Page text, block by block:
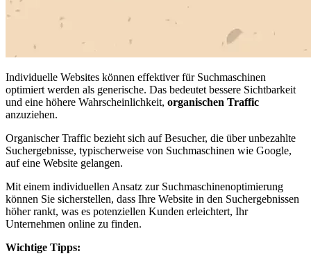
Individuelle Websites können effektiver für Suchmaschinen
optimiert werden als generische. Das bedeutet bessere Sichtbarkeit
und eine höhere Wahrscheinlichkeit, organischen Traffic
anzuziehen.
Organischer Traffic bezieht sich auf Besucher, die über unbezahlte
Suchergebnisse, typischerweise von Suchmaschinen wie Google,
auf eine Website gelangen.
Mit einem individuellen Ansatz zur Suchmaschinenoptimierung
können Sie sicherstellen, dass Ihre Website in den Suchergebnissen
höher rankt, was es potenziellen Kunden erleichtert, Ihr
Unternehmen online zu finden.
Wichtige Tipps: